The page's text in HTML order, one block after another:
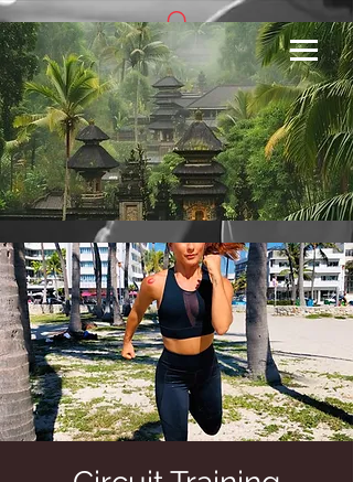
Se connecter